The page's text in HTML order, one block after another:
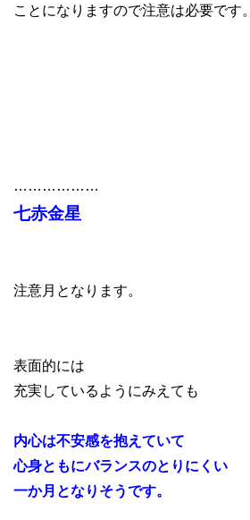
ことになりますので注意は必要です。
………………
七赤金星
注意月となります。
表面的には
充実しているようにみえても
内心は不安感を抱えていて
心身ともにバランスのとりにくい
一か月となりそうです。